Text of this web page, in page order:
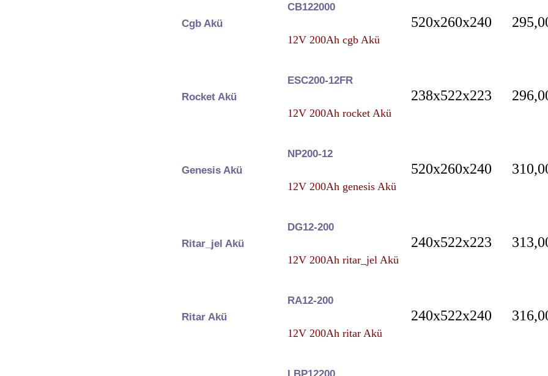
Cgb Akü
CB122000
12V 200Ah cgb Akü
520x260x240
Rocket Akü
ESC200-12FR
12V 200Ah rocket Akü
238x522x223
Genesis Akü
NP200-12
12V 200Ah genesis Akü
520x260x240
Ritar_jel Akü
DG12-200
12V 200Ah ritar_jel Akü
240x522x223
Ritar Akü
RA12-200
12V 200Ah ritar Akü
240x522x240
LBP12200